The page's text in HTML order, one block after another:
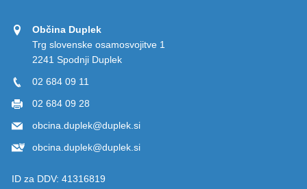
Občina Duplek
Trg slovenske osamosvojitve 1
2241 Spodnji Duplek
02 684 09 11
02 684 09 28
obcina.duplek@duplek.si
obcina.duplek@duplek.si
ID za DDV: 41316819